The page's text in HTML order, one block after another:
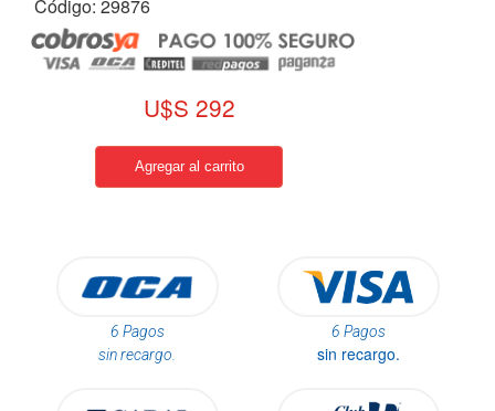
Código: 29876
U$S 292
6 Pagos
sin recargo.
6 Pagos
sin recargo.